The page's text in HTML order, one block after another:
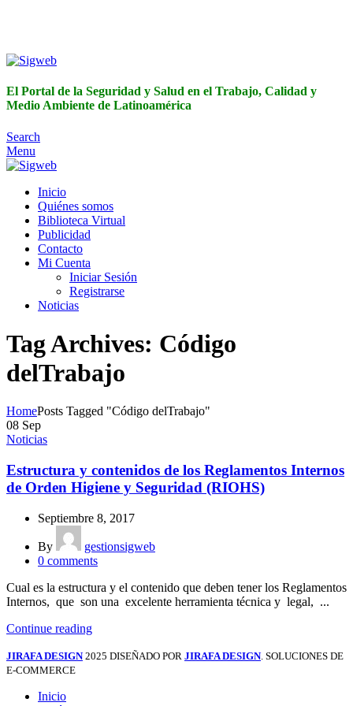
El Portal de la Seguridad y Salud en el Trabajo, Calidad y
Medio Ambiente de Latinoamérica
Search
Menu
Inicio
Quiénes somos
Biblioteca Virtual
Publicidad
Contacto
Mi Cuenta
Iniciar Sesión
Registrarse
Noticias
Tag Archives: Código
delTrabajo
HomePosts Tagged "Código delTrabajo"
08 Sep
Noticias
Estructura y contenidos de los Reglamentos Internos
de Orden Higiene y Seguridad (RIOHS)
Septiembre 8, 2017
By
gestionsigweb
0 comments
Cual es la estructura y el contenido que deben tener los Reglamentos
Internos, que son una excelente herramienta técnica y legal, ...
Continue reading
JIRAFA DESIGN 2025 DISEÑADO POR JIRAFA DESIGN. SOLUCIONES DE
E-COMMERCE
Inicio